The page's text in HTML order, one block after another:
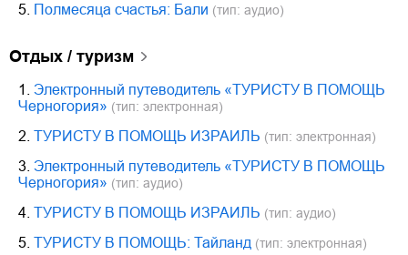
5. Полмесяца счастья: Бали (тип: аудио)
отдых / туризм
1. Электронный путеводитель «ТУРИСТУ В ПОМОЩЬ
Черногория» (тип: электронная)
2. ТУРИСТУ В ПОМОЩЬ ИЗРАИЛЬ (тип: электронная)
3. Электронный путеводитель «ТУРИСТУ В ПОМОЩЬ
Черногория» (тип: аудио)
4. ТУРИСТУ В ПОМОЩЬ ИЗРАИЛЬ (тип: аудио)
5. ТУРИСТУ В ПОМОЩЬ: Тайланд (тип: электронная)